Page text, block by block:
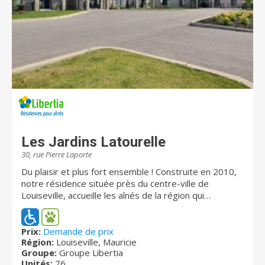
Les Jardins Latourelle
30, rue Pierre Laporte
Du plaisir et plus fort ensemble ! Construite en 2010,
notre résidence située près du centre-ville de
Louiseville, accueille les aînés de la région qui
souhaitent vivre dans un environnement familial et
chaleureux. Composée de 77 unités locatives au total,
notre résidence est composée de deux secteurs
distincts : Le premier volet est composé de 42
studios et appartements (3 et demi et 4 et demi)
Prix: Demande de prix
Région: Louiseville, Mauricie
Groupe: Groupe Libertia